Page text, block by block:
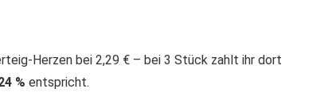
Herzen bei 2,29 € – bei 3 Stück zahlt ihr dort
% entspricht.